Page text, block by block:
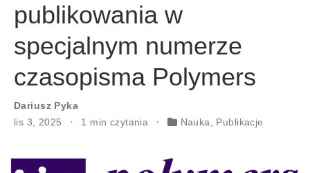
publikowania w
specjalnym numerze
czasopisma Polymers
Dariusz Pyka
lis 3, 2025
1 min czytania Nauka, Publikacje